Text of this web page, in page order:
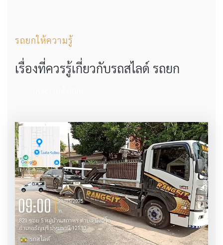
รถยกให้ความรู้
เรื่องที่ควรรู้เกี่ยวกับรถสไลด์ รถยก